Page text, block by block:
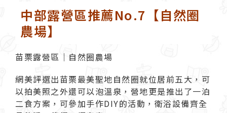
中部露營區推薦No.7【自然圈
農場】
苗栗露營區｜自然圈農場
網美評選出苗栗最美聖地自然圈就位居前五大，可
以拍美照之外還可以泡溫泉，營地更是推出了一泊
二食方案，可參加手作DIY的活動，衛浴設備齊全